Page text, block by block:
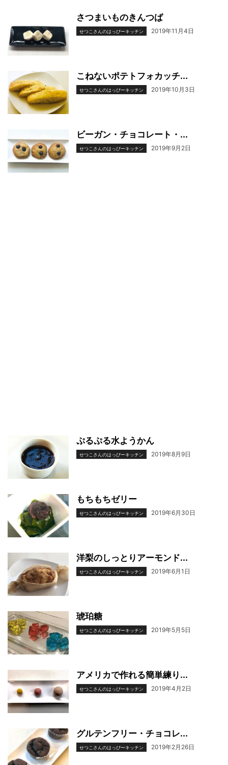
さつまいものきんつば
せつこさんのはっぴーキッチン 2019年11月4日
こねないポテトフォカッチ...
せつこさんのはっぴーキッチン 2019年10月3日
ビーガン・チョコレート・...
せつこさんのはっぴーキッチン 2019年9月2日
ぷるぷる水ようかん
せつこさんのはっぴーキッチン 2019年8月9日
もちもちゼリー
せつこさんのはっぴーキッチン 2019年6月30日
洋梨のしっとりアーモンド...
せつこさんのはっぴーキッチン 2019年6月1日
琥珀糖
せつこさんのはっぴーキッチン 2019年5月5日
アメリカで作れる簡単練り...
せつこさんのはっぴーキッチン 2019年4月2日
グルテンフリー・チョコレ...
せつこさんのはっぴーキッチン 2019年2月26日